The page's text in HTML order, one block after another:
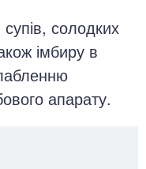
солодких
імбиру в
апарату.